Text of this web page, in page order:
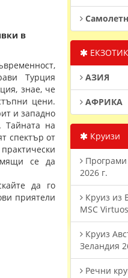
в
Турция
знае, че
цени.
и западно
Тайната на
спектър от
се да
да го
приятели
АЗИЯ
АФРИКА
Круизи
Програми
2026 г.
Круиз из
MSC
Круиз
Зеландия
Речни